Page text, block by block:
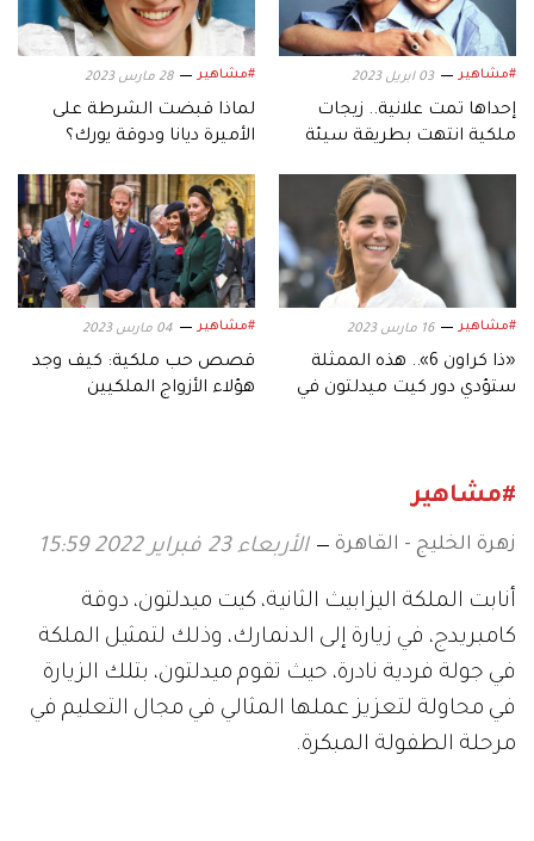
#مشاهير 03 ابريل 2023
إحداها تمت علانية.. زيجات
ملكية انتهت بطريقة سيئة
#مشاهير 28 مارس 2023
لماذا قبضت الشرطة على
الأميرة ديانا ودوقة يورك؟
#مشاهير 16 مارس 2023
«ذا كراون 6».. هذه الممثلة
ستؤدي دور كيت ميدلتون في
#مشاهير 04 مارس 2023
قصص حب ملكية: كيف وجد
هؤلاء الأزواج الملكيين
#مشاهير
زهرة الخليج - القاهرة الأربعاء 23 فبراير 2022 15:59
أنابت الملكة اليزابيث الثانية، كيت ميدلتون، دوقة
كامبريدج، في زيارة إلى الدنمارك، وذلك لتمثيل الملكة
في جولة فردية نادرة، حيث تقوم ميدلتون، بتلك الزيارة
في محاولة لتعزيز عملها المثالي في مجال التعليم في
مرحلة الطفولة المبكرة.